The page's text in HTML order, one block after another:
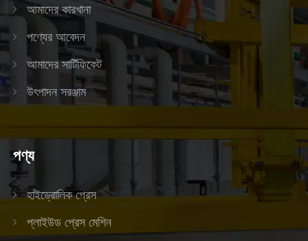
আমাদের কারখানা
পণ্যের আবেদন
আমাদের সার্টিফিকেট
উৎপাদন সরঞ্জাম
পণ্য
হাইড্রোলিক প্রেস
প্লাইউড প্রেস মেশিন